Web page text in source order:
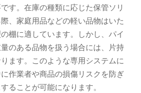
す。在庫の種類に応じた保管ソリ
、家庭用品などの軽い品物はいた
棚に適しています。しかし、パイ
のある品物を扱う場合には、片持
ます。このような専用システムに
作業者や商品の損傷リスクを防ぎ
ることが可能になります。